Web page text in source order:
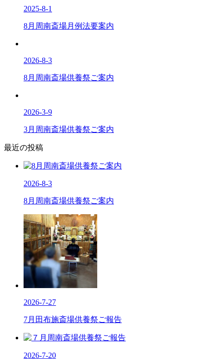
2025-8-1
8月周南斎場月例法要案内
2026-8-3
8月周南斎場供養祭ご案内
2026-3-9
3月周南斎場供養祭ご案内
最近の投稿
2026-8-3
8月周南斎場供養祭ご案内
2026-7-27
7月田布施斎場供養祭ご報告
2026-7-20